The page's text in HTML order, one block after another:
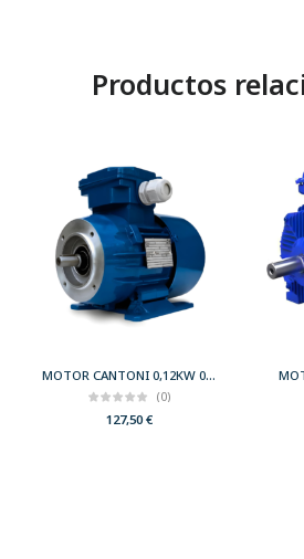
Productos
MOTOR CANTONI 0,12KW 0,17CV 3000 B34 T56 230/400 IE2
(0)
127,50€